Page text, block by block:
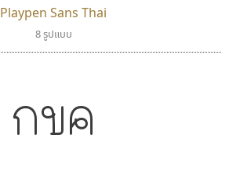
Playpen Sans Thai
8 รูปแบบ
กขค